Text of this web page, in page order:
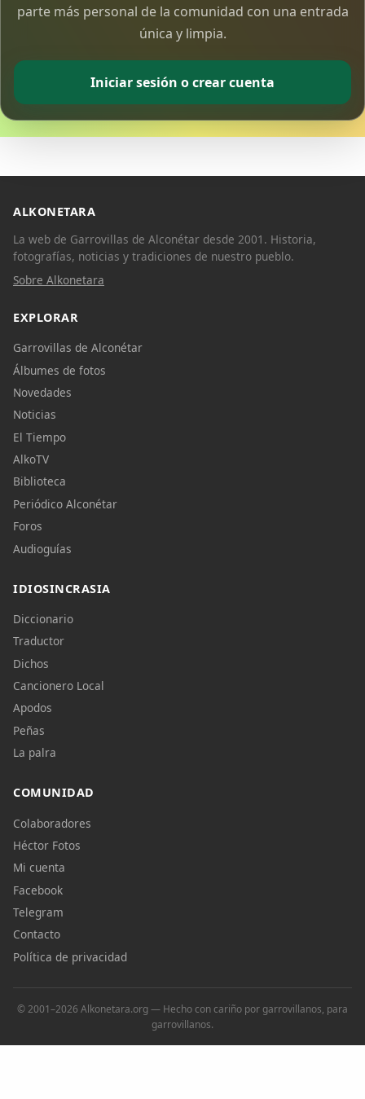
parte más personal de la comunidad con una entrada
única y limpia.
Iniciar sesión o crear cuenta
ALKONETARA
La web de Garrovillas de Alconétar desde 2001. Historia,
fotografías, noticias y tradiciones de nuestro pueblo.
Sobre Alkonetara
EXPLORAR
Garrovillas de Alconétar
Álbumes de fotos
Novedades
Noticias
El Tiempo
AlkoTV
Biblioteca
Periódico Alconétar
Foros
Audioguías
IDIOSINCRASIA
Diccionario
Traductor
Dichos
Cancionero Local
Apodos
Peñas
La palra
COMUNIDAD
Colaboradores
Héctor Fotos
Mi cuenta
Facebook
Telegram
Contacto
Política de privacidad
© 2001–2026 Alkonetara.org — Hecho con cariño por garrovillanos, para
garrovillanos.